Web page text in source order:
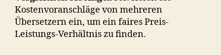
Kostenvoranschläge von mehreren
Übersetzern ein, um ein faires Preis-
Leistungs-Verhältnis zu finden.